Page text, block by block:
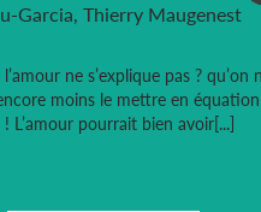
Garcia, Thierry Maugenest
ne s’explique pas ? qu’on
moins le mettre en
L’amour pourrait bien avoir[...]